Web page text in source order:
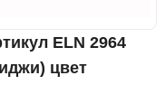
ELN 2964
цвет